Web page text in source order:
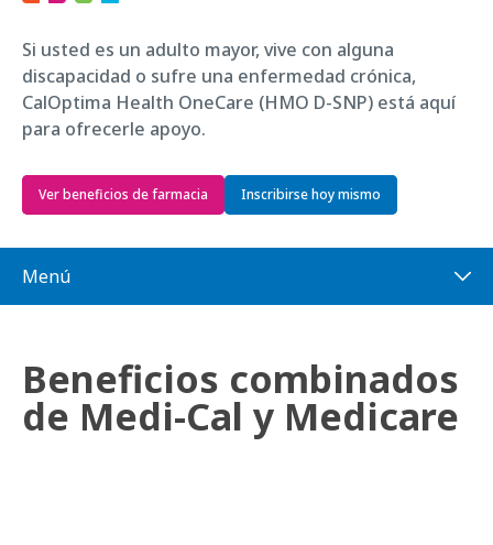
Si usted es un adulto mayor, vive con alguna
discapacidad o sufre una enfermedad crónica,
CalOptima Health OneCare (HMO D-SNP) está aquí
para ofrecerle apoyo.
Ver beneficios de farmacia Inscribirse hoy mismo
Menú
Beneficios combinados
de Medi-Cal y Medicare